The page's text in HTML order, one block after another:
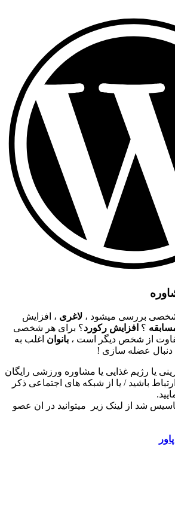
شخصی بررسی میشود ، لاغری ، افزایش
؟ افزایش رکورد؟ برای هر شخصی
از شخص دیگر است ، بانوان اغلب به
دنبال عضله سازی !
یا رژیم غذایی یا مشاوره ورزشی رایگان
باشید / یا از شبکه های اجتماعی ذکر
شد از لینک زیر میتوانید در ان عصو